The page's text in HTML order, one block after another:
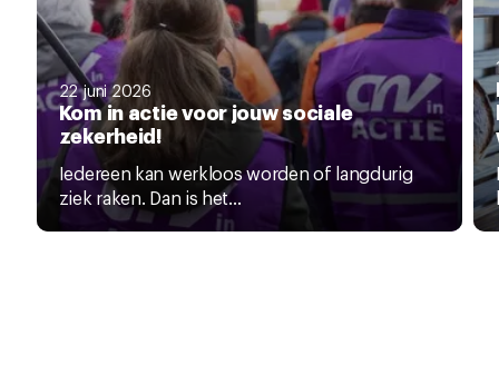
22 juni 2026
Kom in actie voor jouw sociale
zekerheid!
Iedereen kan werkloos worden of langdurig
ziek raken. Dan is het...